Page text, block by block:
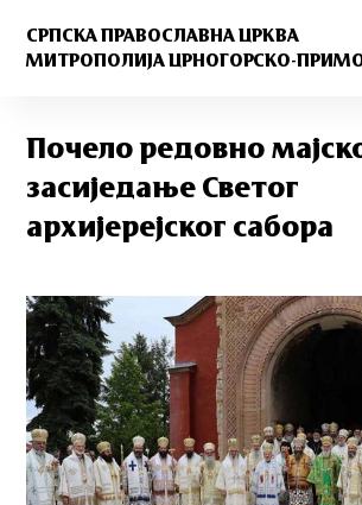
СРПСКА ПРАВОСЛАВНА ЦРКВА
МИТРОПОЛИЈА ЦРНОГОРСКО-
Почело редовно
засиједање Светог
архијерејског сабора